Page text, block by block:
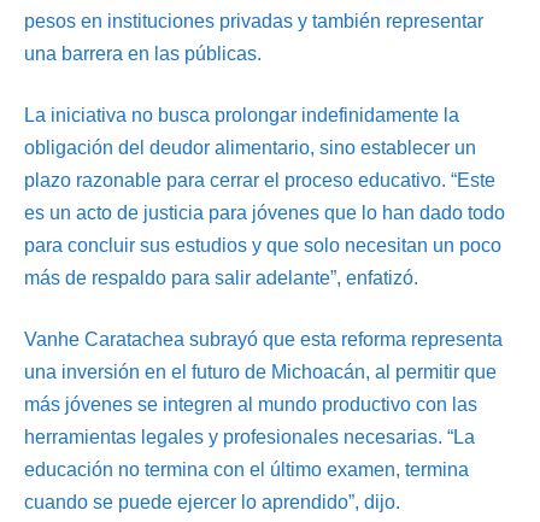
pesos en instituciones privadas y también representar
una barrera en las públicas.
La iniciativa no busca prolongar indefinidamente la
obligación del deudor alimentario, sino establecer un
plazo razonable para cerrar el proceso educativo. “Este
es un acto de justicia para jóvenes que lo han dado todo
para concluir sus estudios y que solo necesitan un poco
más de respaldo para salir adelante”, enfatizó.
Vanhe Caratachea subrayó que esta reforma representa
una inversión en el futuro de Michoacán, al permitir que
más jóvenes se integren al mundo productivo con las
herramientas legales y profesionales necesarias. “La
educación no termina con el último examen, termina
cuando se puede ejercer lo aprendido”, dijo.